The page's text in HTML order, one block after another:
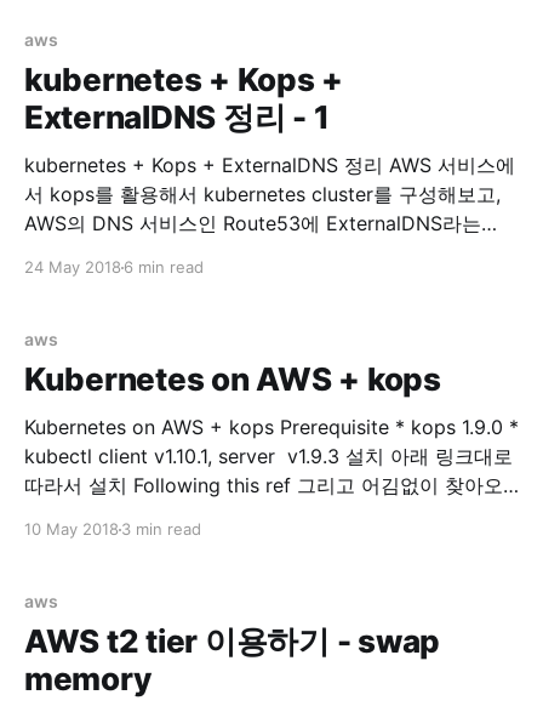
kubernetes-incubator/external-dns · GitHub 위 링크에
가면 ExternalDNS on AWS 에 대한 설명이
aws
kubernetes + Kops +
ExternalDNS 정리 - 1
kubernetes + Kops + ExternalDNS 정리 AWS 서비스에
서 kops를 활용해서 kubernetes cluster를 구성해보고,
AWS의 DNS 서비스인 Route53에 ExternalDNS라는
study를 하며 알게된 부분을 정리하는데 목적이 있습니
24 May 2018 6 min read
aws
Kubernetes on AWS + kops
Kubernetes on AWS + kops Prerequisite * kops 1.9.0 *
kubectl client v1.10.1, server v1.9.3 설치 아래 링크대로
따라서 설치 Following this ref 그리고 어김없이 찾아오
kops update cluster —yes $NAME) 후에 아래와 같은
10 May 2018 3 min read
aws
AWS t2 tier 이용하기 - swap
memory